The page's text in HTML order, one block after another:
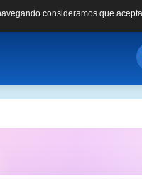
consideramos que